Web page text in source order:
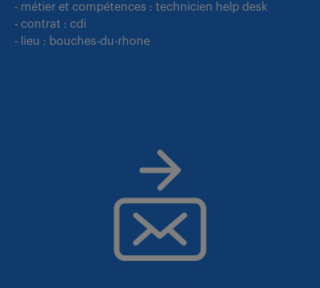
- métier et compétences : technicien help desk
- contrat : cdi
- lieu : bouches-du-rhone